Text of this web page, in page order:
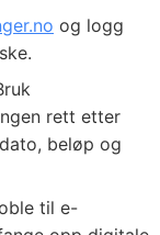
og logg
rett etter
beløp og
til e-